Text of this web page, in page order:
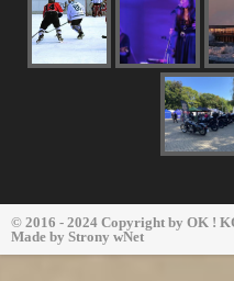
© 2016 - 2024 Copyright by OK !
Made by Strony wNet